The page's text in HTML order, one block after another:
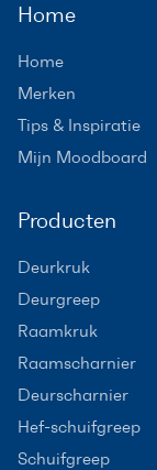
Home
Home
Merken
Tips & Inspiratie
Mijn Moodboard
Producten
Deurkruk
Deurgreep
Raamkruk
Raamscharnier
Deurscharnier
Hef-schuifgreep
Schuifgreep